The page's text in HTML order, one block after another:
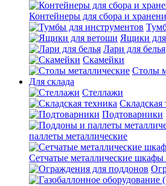
Контейнеры для сбора и
Ящики
Лари для белья
Скамейки
Столы
Для склада
Стеллажи
Складская
Подтоварники
паллеты металлические
Сетчатые металлические